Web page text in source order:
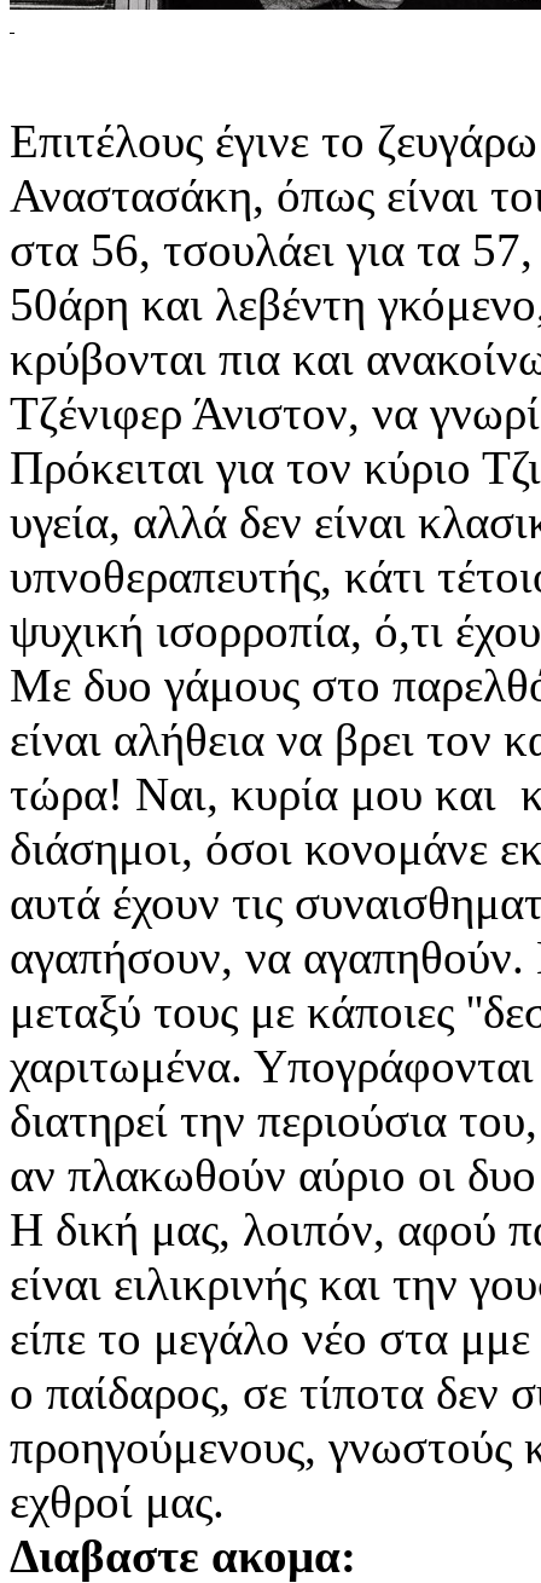
Επιτέλους έγινε το
Αναστασάκη, όπως είναι
στα 56, τσουλάει για τα
50άρη και λεβέντη
κρύβονται πια και
Τζένιφερ Άνιστον, να
Πρόκειται για τον κύριο
υγεία, αλλά δεν είναι
υπνοθεραπευτής, κάτι
ψυχική ισορροπία, ό,τι
Με δυο γάμους στο
είναι αλήθεια να βρει τον
τώρα! Ναι, κυρία μου και
διάσημοι, όσοι κονομάνε
αυτά έχουν τις
αγαπήσουν, να αγαπηθούν.
μεταξύ τους με κάποιες
χαριτωμένα.
διατηρεί την περιούσια
αν πλακωθούν αύριο οι
Η δική μας, λοιπόν, αφού
είναι ειλικρινής και την
είπε το μεγάλο νέο στα
ο παίδαρος, σε τίποτα δεν
προηγούμενους, γνωστούς
εχθροί μας.
Διαβαστε ακομα: